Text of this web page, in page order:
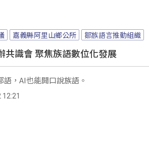
嘉義縣阿里山鄉公所 鄒族語言推動組織
共識會 聚焦族語數位化發展
語，AI也能開口說族語。